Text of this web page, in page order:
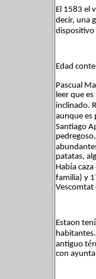
El 1583 el
decir, una
dispositivo
Edad
Pascual
leer que
inclinado.
aunque es
Santiago
patatas,
Había
familia) y
Vescomtat
Estaon tení
antiguo té
con